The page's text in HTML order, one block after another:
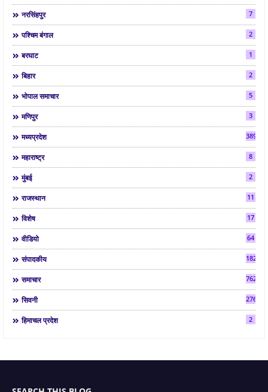
नरसिंहपुर 7
पश्चिम बंगाल 2
बरघाट 1
बिहार 2
भोपाल समाचार 5
मणिपुर 3
मध्यप्रदेश 3892
महाराष्ट्र 8
मुंबई 2
राजस्थान 11
विशेष 17
वीडियो 64
संपादकीय 182
समाचार 7624
सिवनी 2763
हिमाचल प्रदेश 2